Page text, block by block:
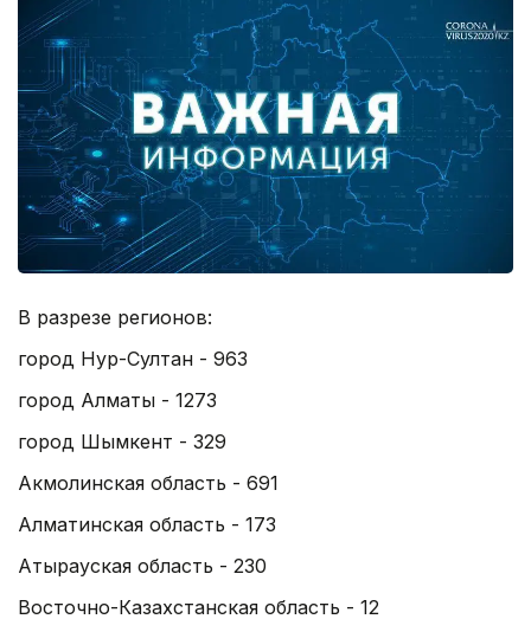
В разрезе регионов:
город Нур-Султан - 963
город Алматы - 1273
город Шымкент - 329
Акмолинская область - 691
Алматинская область - 173
Атырауская область - 230
Восточно-Казахстанская область - 12